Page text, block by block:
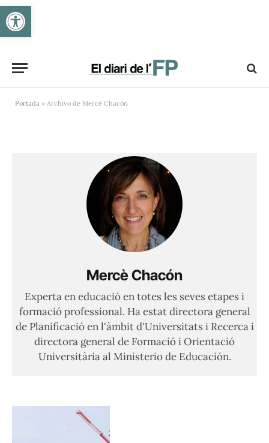
Obre la barra d'eines
Portada » Archivo de Mercè Chacón
Mercè Chacón
Experta en educació en totes les seves etapes i
formació professional. Ha estat directora general
de Planificació en l'àmbit d'Universitats i Recerca i
directora general de Formació i Orientació
Universitària al Ministerio de Educación.